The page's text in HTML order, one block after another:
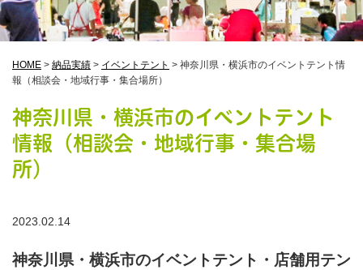
HOME > 納品実績 > イベントテント > 神奈川県・横浜市のイベントテント情
報（相談会・地域行事・集合場所）
神奈川県・横浜市のイベントテント
情報（相談会・地域行事・集合場
所）
2023.02.14
神奈川県・横浜市のイベントテント・店舗用テン